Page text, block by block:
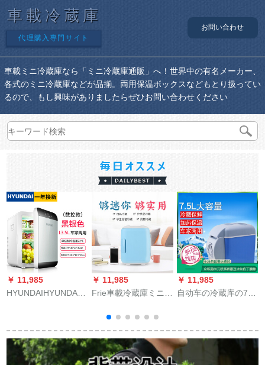
車載冷蔵庫
代理購入専門サイト
お問い合わせ
車載ミニ冷蔵庫なら「ミニ冷蔵庫通販」へ！世界中の有名メーカー、
各式のミニ冷蔵庫などが品揃。両用保温ボックスなどもとり扱ってい
るので、もし興味がありましたらぜひお問い合わせください
￥ 11,985
HYUNDAIHYUNDAI 6
庫車家兼用冷暖器デ
ジタル制御モデル
13.5 L黒銀（車用家
￥ 11,985
Frie車載冷蔵庫ミニ冷
冷蔵庫4 L便利式一門
冷暖房室小冷蔵学生
寮旅行屋外冷暖房室4
L青車用ミニ冷蔵庫
￥ 11,985
自动车の冷蔵库の7.5
用家庭用のミニ冷蔵
の车载の冷暖箱の便
利な冷蔵库の自动车